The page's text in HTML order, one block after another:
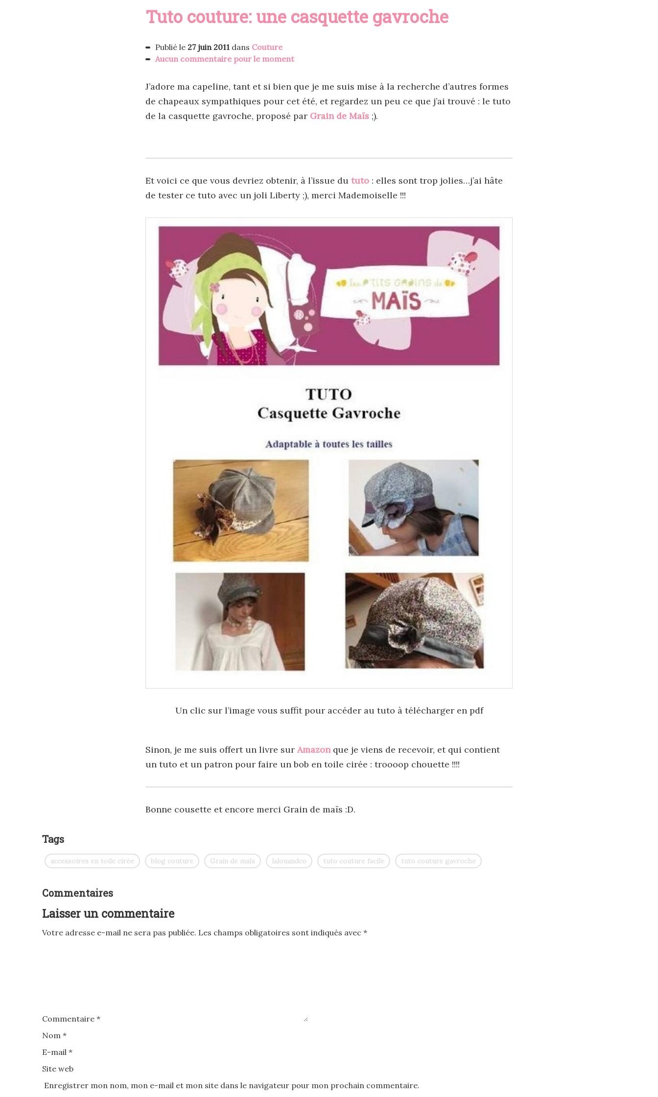
Tuto couture: une casquette gavroche
Publié le 27 juin 2011 dans Couture
Aucun commentaire pour le moment
J’adore ma capeline, tant et si bien que je me suis mise à la recherche d’autres formes
de chapeaux sympathiques pour cet été, et regardez un peu ce que j’ai trouvé : le tuto
de la casquette gavroche, proposé par Grain de Maïs ;).
Et voici ce que vous devriez obtenir, à l’issue du tuto : elles sont trop jolies…j’ai hâte
de tester ce tuto avec un joli Liberty ;), merci Mademoiselle !!!
Un clic sur l’image vous suffit pour accéder au tuto à télécharger en pdf
Sinon, je me suis offert un livre sur Amazonque je viens de recevoir, et qui contient
un tuto et un patron pour faire un bob en toile cirée : troooop chouette !!!!
Bonne cousette et encore merci Grain de maïs :D.
Tags
accessoires en toile cirée blog couture Grain de maïs lalouandco tuto couture facile tuto couture gavroche
Commentaires
Laisser un commentaire
Votre adresse e-mail ne sera pas publiée. Les champs obligatoires sont indiqués avec *
Commentaire *
Nom *
E-mail *
Site web
Enregistrer mon nom, mon e-mail et mon site dans le navigateur pour mon prochain commentaire.